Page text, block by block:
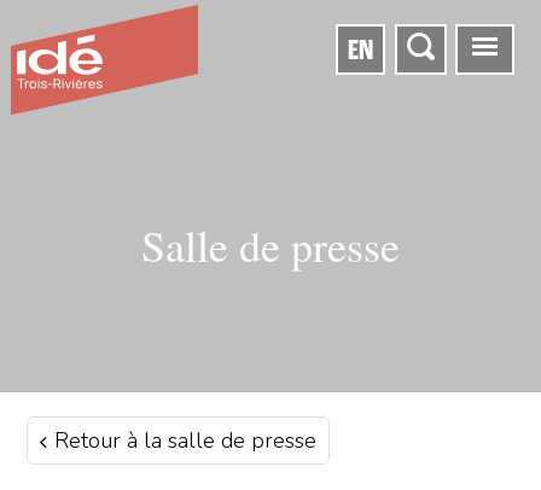
EN
Salle de presse
Retour à la salle de presse